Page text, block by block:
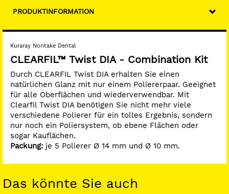
PRODUKTINFORMATION
Kuraray Noritake Dental
CLEARFIL™ Twist DIA - Combination Kit
Durch CLEARFIL Twist DIA erhalten Sie einen
natürlichen Glanz mit nur einem Poliererpaar. Geeignet
für alle Oberflächen und wiederverwendbar. Mit
Clearfil Twist DIA benötigen Sie nicht mehr viele
verschiedene Polierer für ein tolles Ergebnis, sondern
nur noch ein Poliersystem, ob ebene Flächen oder
sogar Kauflächen.
Packung: je 5 Polierer Ø 14 mm und Ø 10 mm.
Das könnte Sie auch